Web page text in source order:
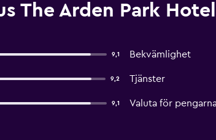
The Arden Park
9,1 Bekvämlighet
9,2 Tjänster
9,1 Valuta för